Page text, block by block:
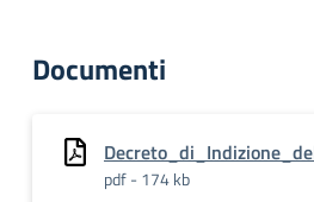
Documenti
pdf - 174 kb